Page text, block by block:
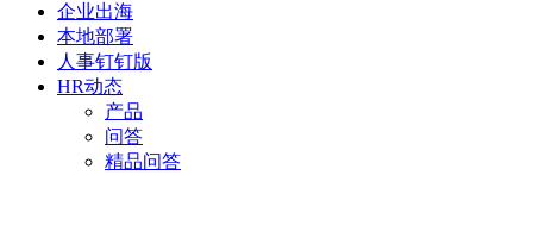
企业出海
本地部署
人事钉钉版
HR动态
产品
问答
精品问答